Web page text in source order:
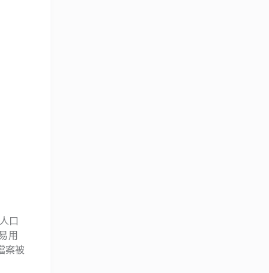
口
用
案被